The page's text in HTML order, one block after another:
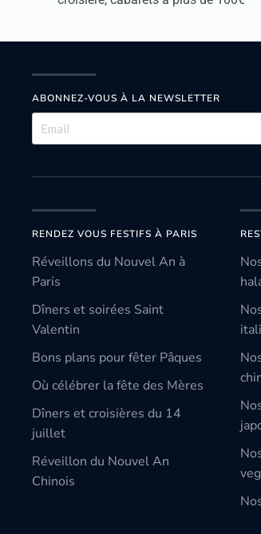
ABONNEZ-VOUS À LA NEWSLETTER
RENDEZ VOUS FESTIFS À PARIS
Réveillons du Nouvel An à
Paris
Dîners et soirées Saint
Valentin
Bons plans pour fêter Pâques
Où célébrer la fête des Mères
Dîners et croisières du 14
juillet
Réveillon du Nouvel An
Chinois